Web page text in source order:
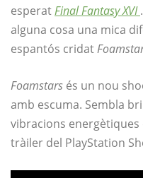
esperatFinal Fantasy XVI
alguna cosa una mica
espantós cridat
Foamstars és un nou
amb escuma. Sembla
vibracions
tràiler del PlayStation